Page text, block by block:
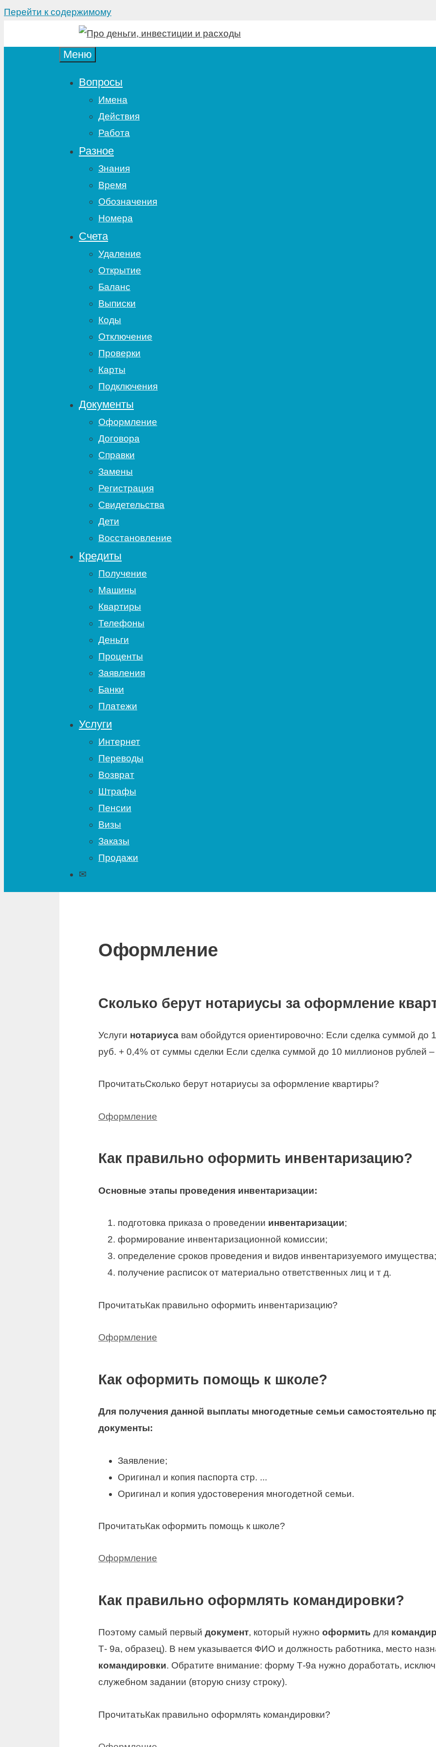
Перейти к содержимому
Меню
Вопросы
Имена
Действия
Работа
Разное
Знания
Время
Обозначения
Номера
Счета
Удаление
Открытие
Баланс
Выписки
Коды
Отключение
Проверки
Карты
Подключения
Документы
Оформление
Договора
Справки
Замены
Регистрация
Свидетельства
Дети
Восстановление
Кредиты
Получение
Машины
Квартиры
Телефоны
Деньги
Проценты
Заявления
Банки
Платежи
Услуги
Интернет
Переводы
Возврат
Штрафы
Пенсии
Визы
Заказы
Продажи
✉
Оформление
Сколько берут нотариусы за оформление
Услуги нотариуса вам обойдутся ориентировочно: Если сделка суммой до
руб. + 0,4% от суммы сделки Если сделка суммой до 10 миллионов рублей
ПрочитатьСколько берут нотариусы за оформление квартиры?
Оформление
Как правильно оформить инвентаризацию?
Основные этапы проведения инвентаризации:
подготовка приказа о проведении инвентаризации;
формирование инвентаризационной комиссии;
определение сроков проведения и видов инвентаризуемого имущества;
получение расписок от материально ответственных лиц и т д.
ПрочитатьКак правильно оформить инвентаризацию?
Оформление
Как оформить помощь к школе?
Для получения данной выплаты многодетные семьи самостоятельно
документы:
Заявление;
Оригинал и копия паспорта стр. ...
Оригинал и копия удостоверения многодетной семьи.
ПрочитатьКак оформить помощь к школе?
Оформление
Как правильно оформлять командировки?
Поэтому самый первый документ, который нужно оформить для
Т- 9а, образец). В нем указывается ФИО и должность работника, место
командировки. Обратите внимание: форму Т-9а нужно доработать,
служебном задании (вторую снизу строку).
ПрочитатьКак правильно оформлять командировки?